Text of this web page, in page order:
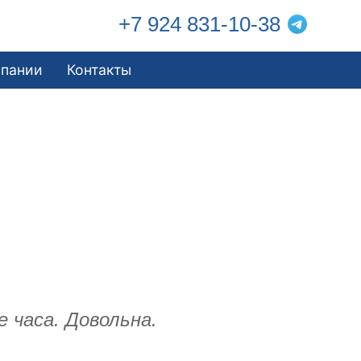
+7 924 831-10-38
Контакты
Довольна.